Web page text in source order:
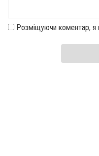
Розміщуючи коментар,